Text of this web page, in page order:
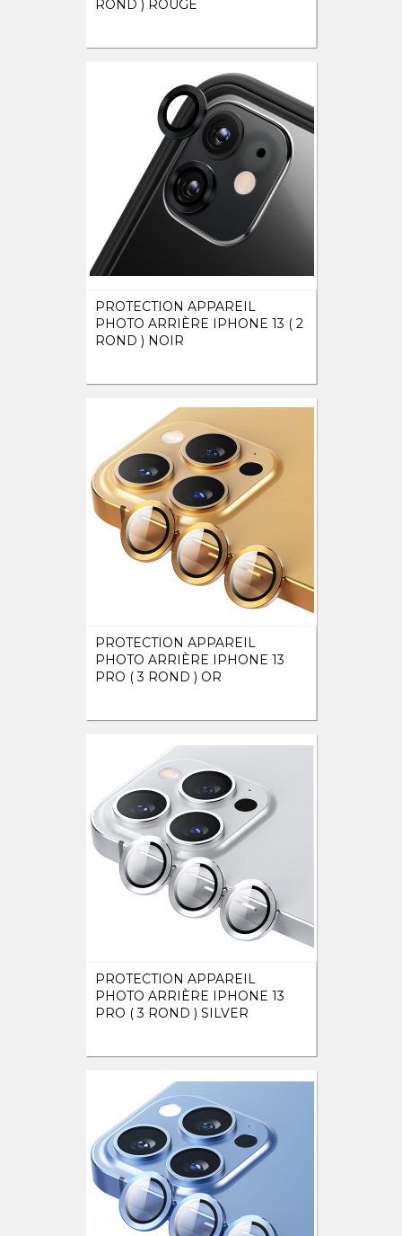
ROND ) ROUGE
PROTECTION APPAREIL
PHOTO ARRIÈRE IPHONE 13 ( 2
ROND ) NOIR
PROTECTION APPAREIL
PHOTO ARRIÈRE IPHONE 13
PRO ( 3 ROND ) OR
PROTECTION APPAREIL
PHOTO ARRIÈRE IPHONE 13
PRO ( 3 ROND ) SILVER